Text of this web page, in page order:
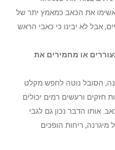
את הכאב כמאמץ יתר של
אבל לא יבינו כי כאבי הראש
או מחמירים את
הסובל נוטה לחפש מקלט
חזקים ורעשים רמים יכולים
אותו הדבר נכון גם לגבי
מיגרנה, ריחות הופכים